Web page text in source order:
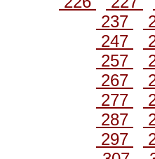
237
247
257
267
277
287
297